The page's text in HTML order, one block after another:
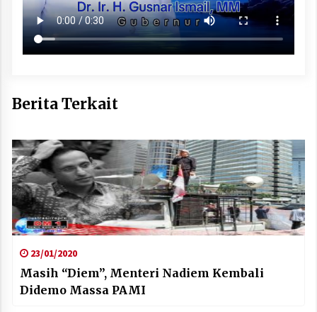
Berita Terkait
23/01/2020
Masih “Diem”, Menteri Nadiem Kembali
Didemo Massa PAMI